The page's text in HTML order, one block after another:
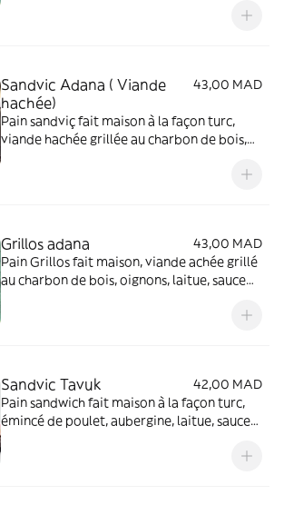
Sandvic Adana ( Viande
hachée)
43,00 MAD
Pain sandviç fait maison à la façon turc,
viande hachée grillée au charbon de bois,
Grillos adana
43,00 MAD
Pain Grillos fait maison, viande achée grillé
au charbon de bois, oignons, laitue, sauce
Sandvic Tavuk
42,00 MAD
Pain sandwich fait maison à la façon turc,
émincé de poulet, aubergine, laitue, sauce